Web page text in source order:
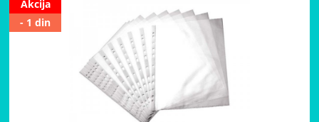
Akcija
- 1 din